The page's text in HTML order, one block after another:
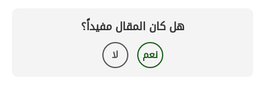
هل كان المقال مفيداً؟
نعم لا